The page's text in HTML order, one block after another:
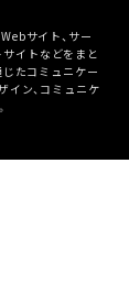
サイト、サー
サイトなどをまと
たコミュニケー
イン、コミュニケ